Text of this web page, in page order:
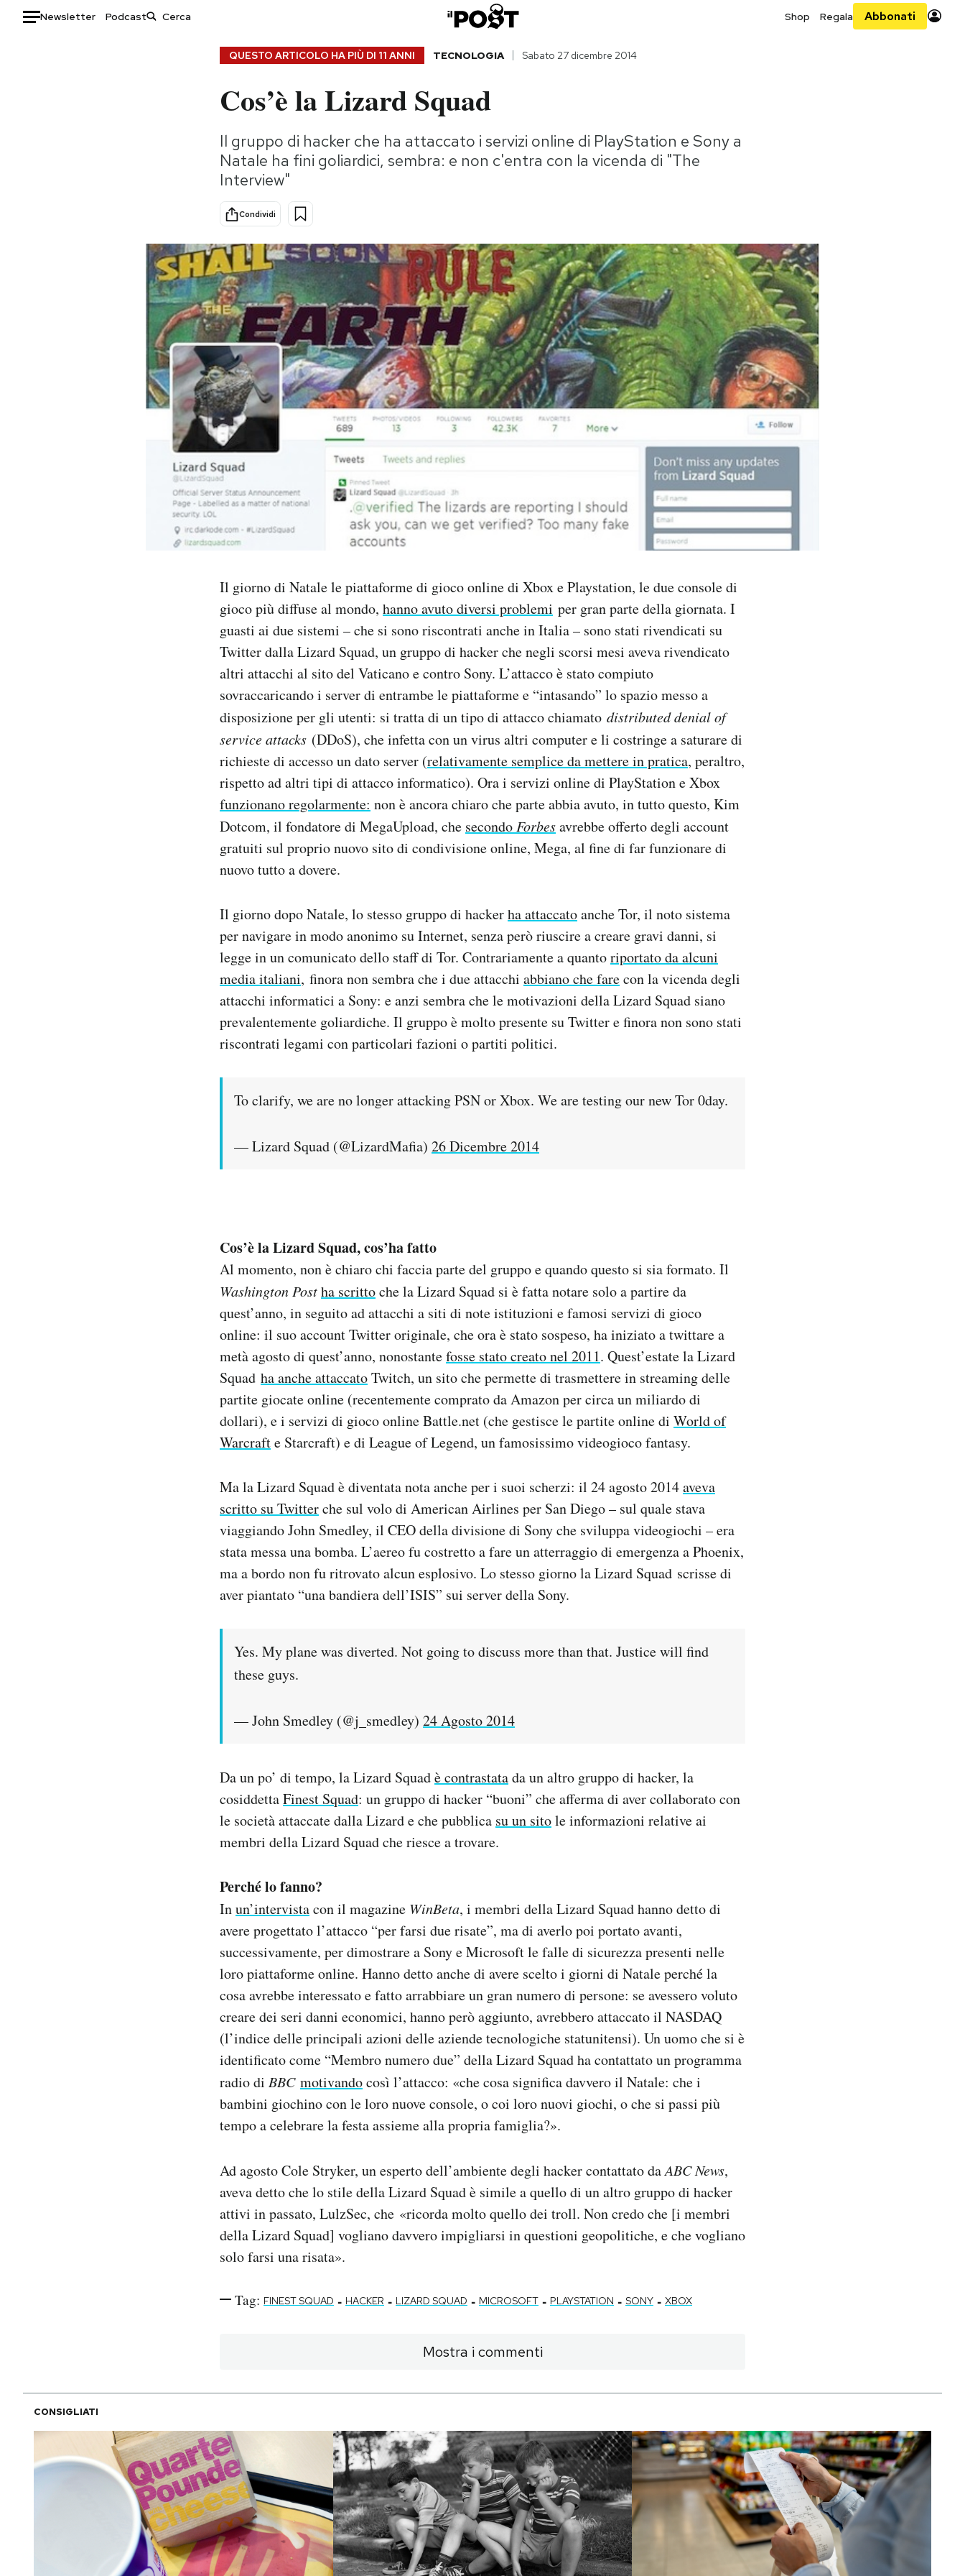
Newsletter Podcast Shop Regala Abbonati
Consumismi
Storie/Idee
Ok Boomer!
Europa
Altrecose
Mondiali calcio 2026
QUESTO ARTICOLO HA PIÙ DI 11 ANNI TECNOLOGIA Sabato 27 dicembre 2014
Cos’è la Lizard Squad
Il gruppo di hacker che ha attaccato i servizi online di PlayStation e Sony a
Natale ha fini goliardici, sembra: e non c'entra con la vicenda di "The
Interview"
Condividi
Il giorno di Natale le piattaforme di gioco online di Xbox e Playstation, le due console di
gioco più diffuse al mondo, hanno avuto diversi problemi per gran parte della giornata. I
guasti ai due sistemi – che si sono riscontrati anche in Italia – sono stati rivendicati su
Twitter dalla Lizard Squad, un gruppo di hacker che negli scorsi mesi aveva rivendicato
altri attacchi al sito del Vaticano e contro Sony. L’attacco è stato compiuto
sovraccaricando i server di entrambe le piattaforme e “intasando” lo spazio messo a
disposizione per gli utenti: si tratta di un tipo di attacco chiamato distributed denial of
service attacks (DDoS), che infetta con un virus altri computer e li costringe a saturare di
richieste di accesso un dato server (relativamente semplice da mettere in pratica, peraltro,
rispetto ad altri tipi di attacco informatico). Ora i servizi online di PlayStation e Xbox
funzionano regolarmente: non è ancora chiaro che parte abbia avuto, in tutto questo, Kim
Dotcom, il fondatore di MegaUpload, che secondo Forbesavrebbe offerto degli account
gratuiti sul proprio nuovo sito di condivisione online, Mega, al fine di far funzionare di
nuovo tutto a dovere.
Il giorno dopo Natale, lo stesso gruppo di hackerha attaccatoanche Tor, il noto sistema
per navigare in modo anonimo su Internet, senza però riuscire a creare gravi danni, si
legge in un comunicato dello staff di Tor. Contrariamente a quantoriportato da alcuni
media italiani, finora non sembra che i due attacchi abbiano che farecon la vicenda degli
attacchi informatici a Sony: e anzi sembra che le motivazioni della Lizard Squad siano
prevalentemente goliardiche. Il gruppo è molto presente su Twitter e finora non sono stati
riscontrati legami con particolari fazioni o partiti politici.
To clarify, we are no longer attacking PSN or Xbox. We are testing our new Tor 0day.
— Lizard Squad (@LizardMafia) 26 Dicembre 2014
Cos’è la Lizard Squad, cos’ha fatto
Al momento, non è chiaro chi faccia parte del gruppo e quando questo si sia formato. Il
Washington Postha scrittoche la Lizard Squad si è fatta notare solo a partire da
quest’anno, in seguito ad attacchi a siti di note istituzioni e famosi servizi di gioco
online: il suo account Twitter originale, che ora è stato sospeso, ha iniziato a twittare a
metà agosto di quest’anno, nonostantefosse stato creato nel 2011. Quest’estate la Lizard
Squad ha anche attaccatoTwitch, un sito che permette di trasmettere in streaming delle
partite giocate online (recentemente comprato da Amazon per circa un miliardo di
dollari), e i servizi di gioco online Battle.net (che gestisce le partite online di World of
Warcrafte Starcraft) e di League of Legend, un famosissimo videogioco fantasy.
Ma la Lizard Squad è diventata nota anche per i suoi scherzi: il 24 agosto 2014aveva
scritto su Twitterche sul volo di American Airlines per San Diego – sul quale stava
viaggiando John Smedley, il CEO della divisione di Sony che sviluppa videogiochi – era
stata messa una bomba. L’aereo fu costretto a fare un atterraggio di emergenza a Phoenix,
ma a bordo non fu ritrovato alcun esplosivo. Lo stesso giorno la Lizard Squad scrisse di
aver piantato “una bandiera dell’ISIS” sui server della Sony.
Yes. My plane was diverted. Not going to discuss more than that. Justice will find
these guys.
— John Smedley (@j_smedley) 24 Agosto 2014
Da un po’ di tempo, la Lizard Squadè contrastatada un altro gruppo di hacker, la
cosiddettaFinest Squad: un gruppo di hacker “buoni” che afferma di aver collaborato con
le società attaccate dalla Lizard e che pubblica su un sitole informazioni relative ai
membri della Lizard Squad che riesce a trovare.
Perché lo fanno?
Inun’intervistacon il magazine WinBeta, i membri della Lizard Squad hanno detto di
avere progettato l’attacco “per farsi due risate”, ma di averlo poi portato avanti,
successivamente, per dimostrare a Sony e Microsoft le falle di sicurezza presenti nelle
loro piattaforme online. Hanno detto anche di avere scelto i giorni di Natale perché la
cosa avrebbe interessato e fatto arrabbiare un gran numero di persone: se avessero voluto
creare dei seri danni economici, hanno però aggiunto, avrebbero attaccato il NASDAQ
(l’indice delle principali azioni delle aziende tecnologiche statunitensi). Un uomo che si è
identificato come “Membro numero due” della Lizard Squad ha contattato un programma
radio di BBC motivandocosì l’attacco: «che cosa significa davvero il Natale: che i
bambini giochino con le loro nuove console, o coi loro nuovi giochi, o che si passi più
tempo a celebrare la festa assieme alla propria famiglia?».
Ad agosto Cole Stryker, un esperto dell’ambiente degli hacker contattato daABC News,
aveva detto che lo stile della Lizard Squad è simile a quello di un altro gruppo di hacker
attivi in passato, LulzSec, che «ricorda molto quello dei troll. Non credo che [i membri
della Lizard Squad] vogliano davvero impigliarsi in questioni geopolitiche, e che vogliano
solo farsi una risata».
Tag: FINEST SQUAD - HACKER - LIZARD SQUAD - MICROSOFT - PLAYSTATION - SONY - XBOX
Mostra i commenti
CONSIGLIATI